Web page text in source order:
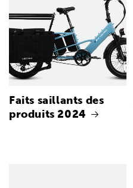
Faits saillants des
produits 2024